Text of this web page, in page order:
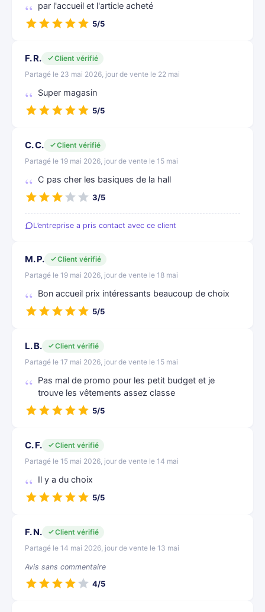
par l'accueil et l'article acheté
5/5
F. R.
Client vérifié
Partagé le 23 mai 2026, jour de vente le 22 mai
Super magasin
5/5
C. C.
Client vérifié
Partagé le 19 mai 2026, jour de vente le 15 mai
C pas cher les basiques de la hall
3/5
L’entreprise a pris contact avec ce client
M. P.
Client vérifié
Partagé le 19 mai 2026, jour de vente le 18 mai
Bon accueil prix intéressants beaucoup de choix
5/5
L. B.
Client vérifié
Partagé le 17 mai 2026, jour de vente le 15 mai
Pas mal de promo pour les petit budget et je
trouve les vêtements assez classe
5/5
C. F.
Client vérifié
Partagé le 15 mai 2026, jour de vente le 14 mai
Il y a du choix
5/5
F. N.
Client vérifié
Partagé le 14 mai 2026, jour de vente le 13 mai
Avis sans commentaire
4/5